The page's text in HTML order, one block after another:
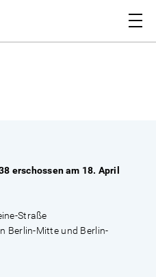
erschossen am 18. April
Straße
Berlin-Mitte und Berlin-